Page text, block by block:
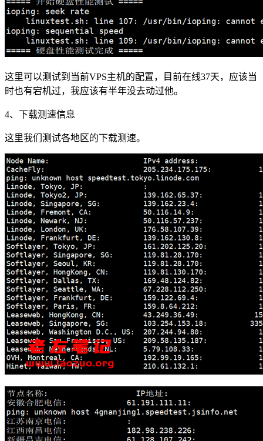
这里可以测试到当前VPS主机的配置，目前在线37天，应该当
时也有宕机过，我应该有半年没去动过他。
4、下载测速信息
这里我们测试各地区的下载测速。